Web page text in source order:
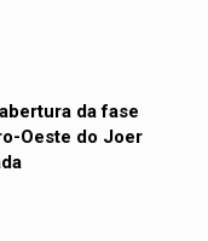
da fase
Oeste do Joer